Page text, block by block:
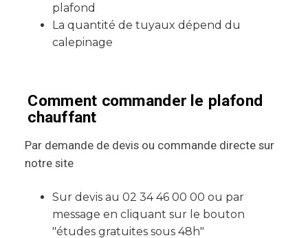
plafond
La quantité de tuyaux dépend du
calepinage
Comment commander le plafond
chauffant
Par demande de devis ou commande directe sur
notre site
Sur devis au 02 34 46 00 00 ou par
message en cliquant sur le bouton
"études gratuites sous 48h"